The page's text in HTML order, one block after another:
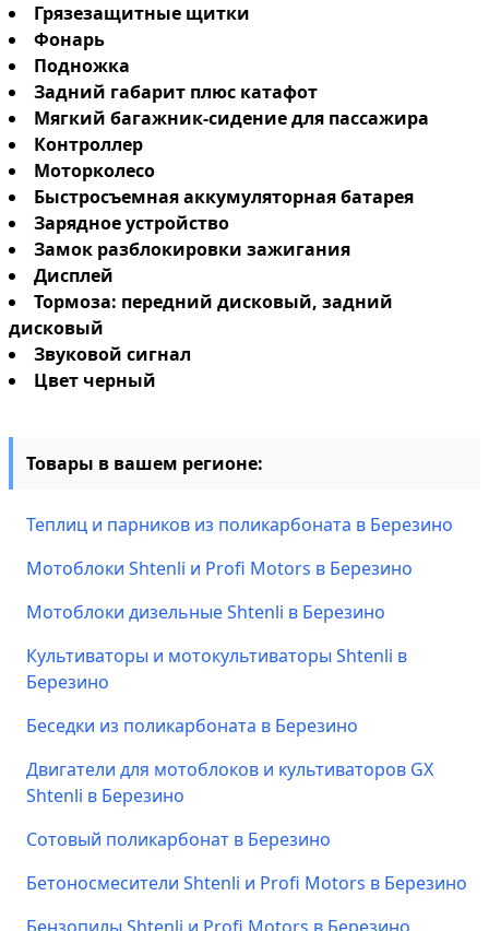
Грязезащитные щитки
Фонарь
Подножка
Задний габарит плюс катафот
Мягкий багажник-сидение для пассажира
Контроллер
Моторколесо
Быстросъемная аккумуляторная батарея
Зарядное устройство
Замок разблокировки зажигания
Дисплей
Тормоза: передний дисковый, задний
дисковый
Звуковой сигнал
Цвет черный
Товары в вашем регионе:
Теплиц и парников из поликарбоната в Березино
Мотоблоки Shtenli и Profi Motors в Березино
Мотоблоки дизельные Shtenli в Березино
Культиваторы и мотокультиваторы Shtenli в
Березино
Беседки из поликарбоната в Березино
Двигатели для мотоблоков и культиваторов GX
Shtenli в Березино
Сотовый поликарбонат в Березино
Бетоносмесители Shtenli и Profi Motors в Березино